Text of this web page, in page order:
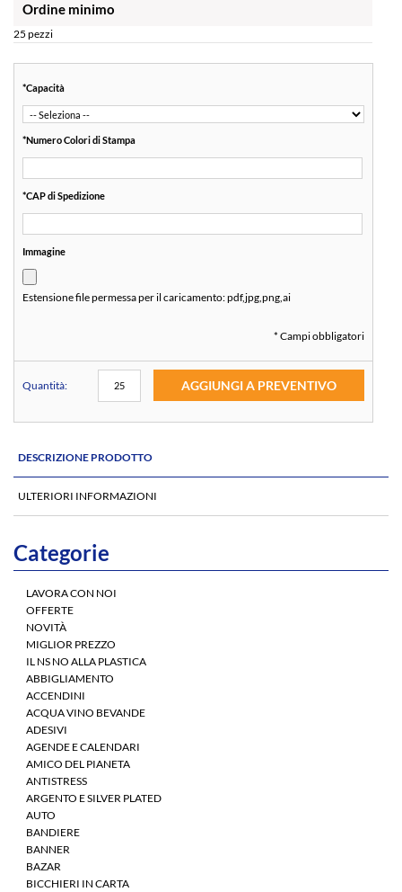
Ordine minimo
25 pezzi
*Capacità
*Numero Colori di Stampa
*CAP di Spedizione
Immagine
Estensione file permessa per il caricamento:pdf,jpg,png,ai
* Campi obbligatori
Quantità: AGGIUNGI A PREVENTIVO
DESCRIZIONE PRODOTTO
ULTERIORI INFORMAZIONI
Categorie
LAVORA CON NOI
OFFERTE
NOVITÀ
MIGLIOR PREZZO
IL NS NO ALLA PLASTICA
ABBIGLIAMENTO
ACCENDINI
ACQUA VINO BEVANDE
ADESIVI
AGENDE E CALENDARI
AMICO DEL PIANETA
ANTISTRESS
ARGENTO E SILVER PLATED
AUTO
BANDIERE
BANNER
BAZAR
BICCHIERI IN CARTA